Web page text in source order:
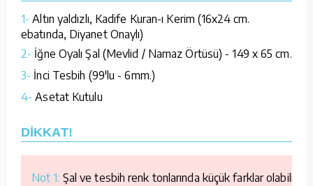
1- Altın yaldızlı, Kadife Kuran-ı Kerim (16x24 cm.
ebatında, Diyanet Onaylı)
2- İğne Oyalı Şal (Mevlid / Namaz Örtüsü) - 149 x 65 cm.
3- İnci Tesbih (99'lu - 6mm.)
4- Asetat Kutulu
DİKKAT!
Not 1: Şal ve tesbih renk tonlarında küçük farklar olabilir.